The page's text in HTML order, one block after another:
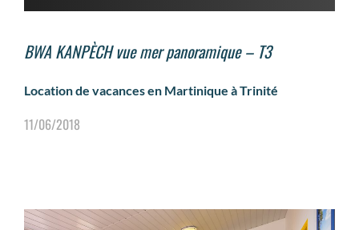
BWA KANPÈCH vue mer panoramique – T3
Location de vacances en Martinique à Trinité
11/06/2018